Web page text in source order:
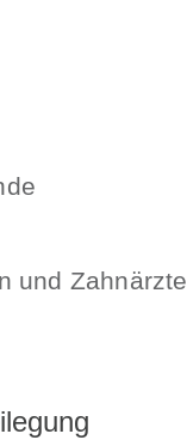
und Zahnärzte